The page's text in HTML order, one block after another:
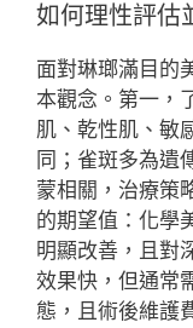
如何理性評估
面對琳瑯滿目的
本觀念。第一，
肌、乾性肌、敏
同；雀斑多為遺
蒙相關，治療策
的期望值：化學
明顯改善，且對
效果快，但通常
態，且術後維護